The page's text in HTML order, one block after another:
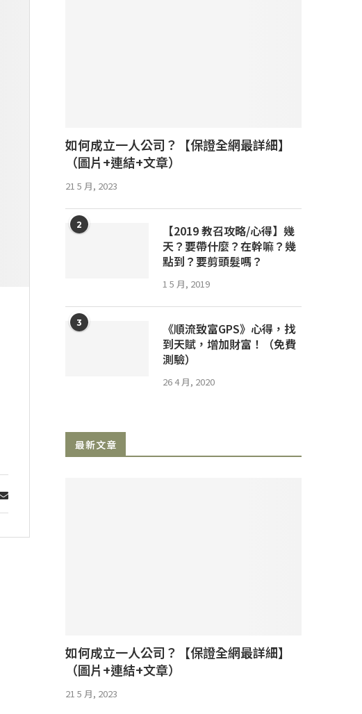
如何成立一人公司？【保證全網最詳細】
（圖片+連結+文章）
21 5 月, 2023
2
【2019 教召攻略/心得】幾
天？要帶什麼？在幹嘛？幾
點到？要剪頭髮嗎？
1 5 月, 2019
3
《順流致富GPS》心得，找
到天賦，增加財富！（免費
測驗）
26 4 月, 2020
最新文章
如何成立一人公司？【保證全網最詳細】
（圖片+連結+文章）
21 5 月, 2023